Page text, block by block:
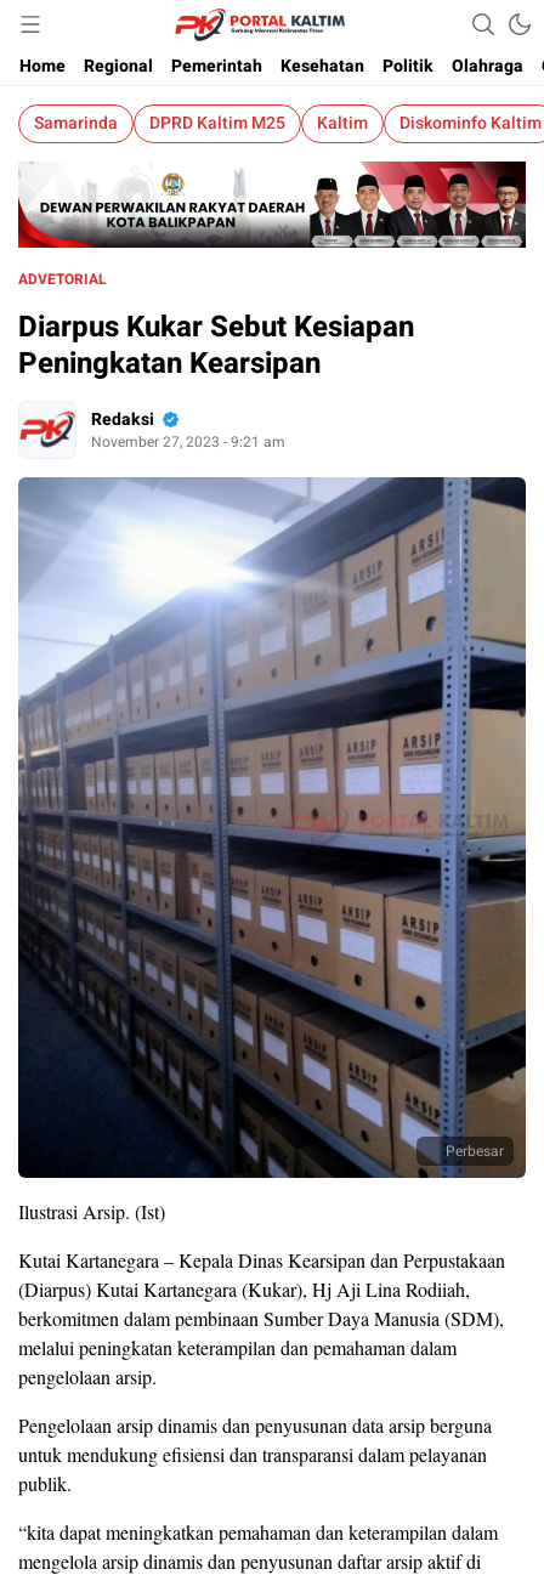
Portalkaltim.com
Berita Kaltim Terkini
Home
Regional Pemerintah Kesehatan Politik Olahraga
Samarinda DPRD Kaltim M25 Kaltim Diskominfo Kaltim
ADVETORIAL
Diarpus Kukar Sebut Kesiapan
Peningkatan Kearsipan
Redaksi
November 27, 2023 - 9:21 am
Perbesar
Ilustrasi Arsip. (Ist)
Kutai Kartanegara – Kepala Dinas Kearsipan dan Perpustakaan
(Diarpus) Kutai Kartanegara (Kukar), Hj Aji Lina Rodiiah,
berkomitmen dalam pembinaan Sumber Daya Manusia (SDM),
melalui peningkatan keterampilan dan pemahaman dalam
pengelolaan arsip.
Pengelolaan arsip dinamis dan penyusunan data arsip berguna
untuk mendukung efisiensi dan transparansi dalam pelayanan
publik.
“kita dapat meningkatkan pemahaman dan keterampilan dalam
mengelola arsip dinamis dan penyusunan daftar arsip aktif di